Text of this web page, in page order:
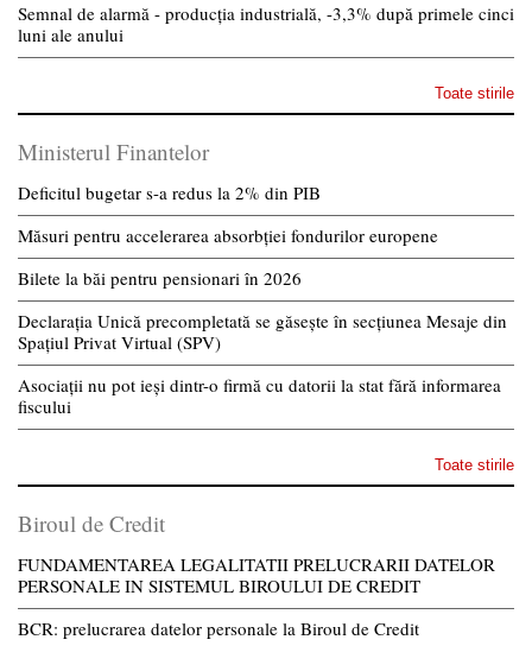
Semnal de alarmă - producția industrială, -3,3% după primele cinci
luni ale anului
Toate stirile
Ministerul Finantelor
Deficitul bugetar s-a redus la 2% din PIB
Măsuri pentru accelerarea absorbției fondurilor europene
Bilete la băi pentru pensionari în 2026
Declarația Unică precompletată se găsește în secțiunea Mesaje din
Spațiul Privat Virtual (SPV)
Asociații nu pot ieși dintr-o firmă cu datorii la stat fără informarea
fiscului
Toate stirile
Biroul de Credit
FUNDAMENTAREA LEGALITATII PRELUCRARII DATELOR
PERSONALE IN SISTEMUL BIROULUI DE CREDIT
BCR: prelucrarea datelor personale la Biroul de Credit